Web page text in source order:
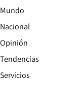
Mundo
Nacional
Opinión
Tendencias
Servicios